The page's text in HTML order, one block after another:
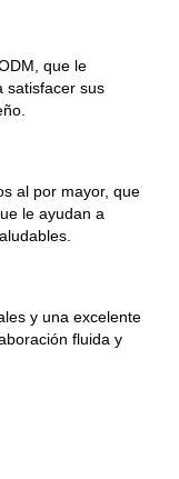
que le
satisfacer sus
al por mayor, que
le ayudan a
y una excelente
fluida y